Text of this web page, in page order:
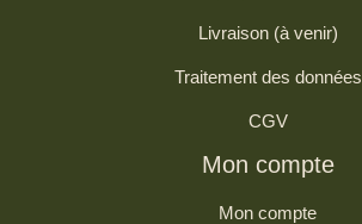
Livraison (à venir)
Traitement des données
CGV
Mon compte
Mon compte